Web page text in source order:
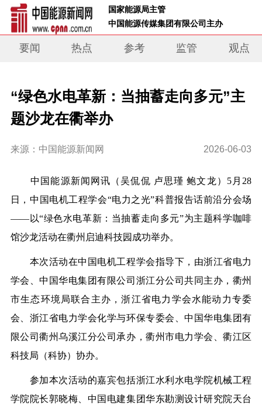
国家能源局主管
中国能源传媒集团有限公司主办
要闻 热点 参考 监管 观点
“绿色水电革新：当抽蓄走向多元”主
题沙龙在衢举办
来源：中国能源新闻网 2026-06-03
中国能源新闻网讯 （吴侃侃 卢思瑾 鲍文龙） 5月 28
日，中国电机工程学会“电力之光”科普报告话前沿分会场
——以“绿色水电革新：当抽蓄走向多元”为主题科学咖啡
馆沙龙活动在衢州启迪科技园成功举办。
本次活动在中国电机工程学会指导下，由浙江省电力
学会、中国华电集团有限公司浙江分公司共同主办，衢州
市生态环境局联合主办，浙江省电力学会水能动力专委
会、浙江省电力学会化学与环保专委会、中国华电集团有
限公司衢州乌溪江分公司承办，衢州市电力学会、衢江区
科技局（科协）协办。
参加本次活动的嘉宾包括浙江水利水电学院机械工程
学院院长郭晓梅、中国电建集团华东勘测设计研究院天台